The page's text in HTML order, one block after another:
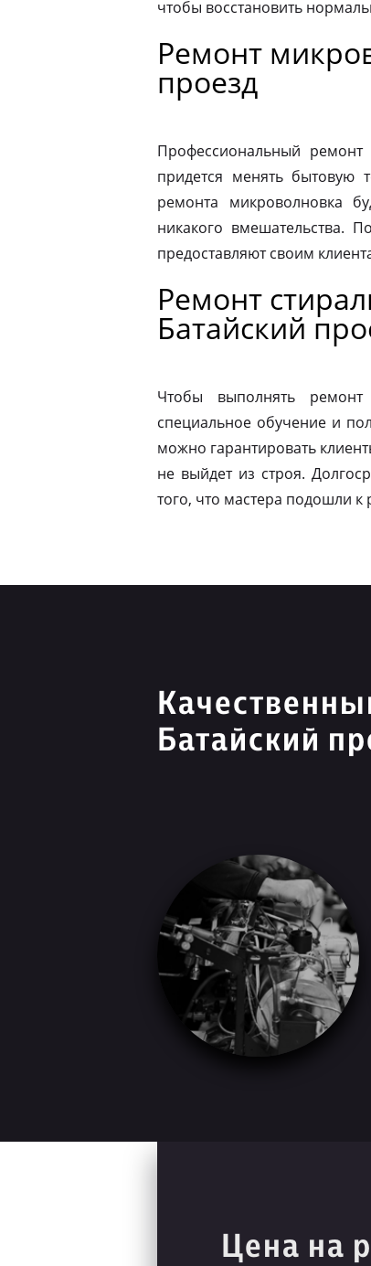
чтобы восстановить
Ремонт
проезд
Профессиональный
придется менять бытовую
ремонта микроволновка
никакого вмешательства.
предоставляют своим
Ремонт
Батайский
Чтобы выполнять
специальное обучение и
можно гарантировать
не выйдет из строя.
того, что мастера подошли к
Батайский
Цена на